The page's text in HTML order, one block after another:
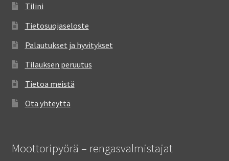
Tilini
Tietosuojaseloste
Palautukset ja hyvitykset
Tilauksen peruutus
Tietoa meistä
Ota yhteyttä
Moottoripyörä – rengasvalmistajat